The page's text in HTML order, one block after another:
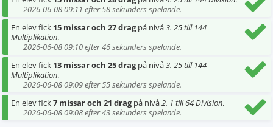
2026-06-08 09:11 efter 58 sekunders spelande.
En elev fick 15 missar och 27 dragpå nivå3. 25 till 144
Multiplikation.
2026-06-08 09:10 efter 46 sekunders spelande.
En elev fick 13 missar och 25 dragpå nivå3. 25 till 144
Multiplikation.
2026-06-08 09:09 efter 55 sekunders spelande.
En elev fick7 missar och 21 dragpå nivå2. 1 till 64 Division.
2026-06-08 09:08 efter 43 sekunders spelande.